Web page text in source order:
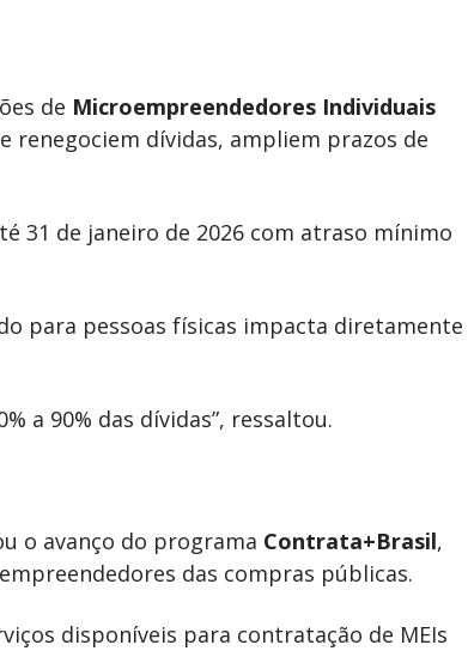
de Microempreendedores Individuais
renegociem dívidas, ampliem prazos de
31 de janeiro de 2026 com atraso mínimo
para pessoas físicas impacta diretamente
a 90% das dívidas”, ressaltou.
o avanço do programa Contrata+Brasil,
das compras públicas.
disponíveis para contratação de MEIs